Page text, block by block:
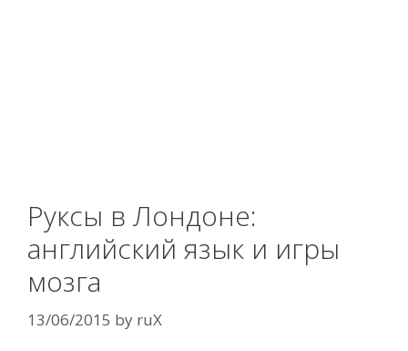
Руксы в Лондоне:
английский язык и игры
мозга
13/06/2015 by ruX